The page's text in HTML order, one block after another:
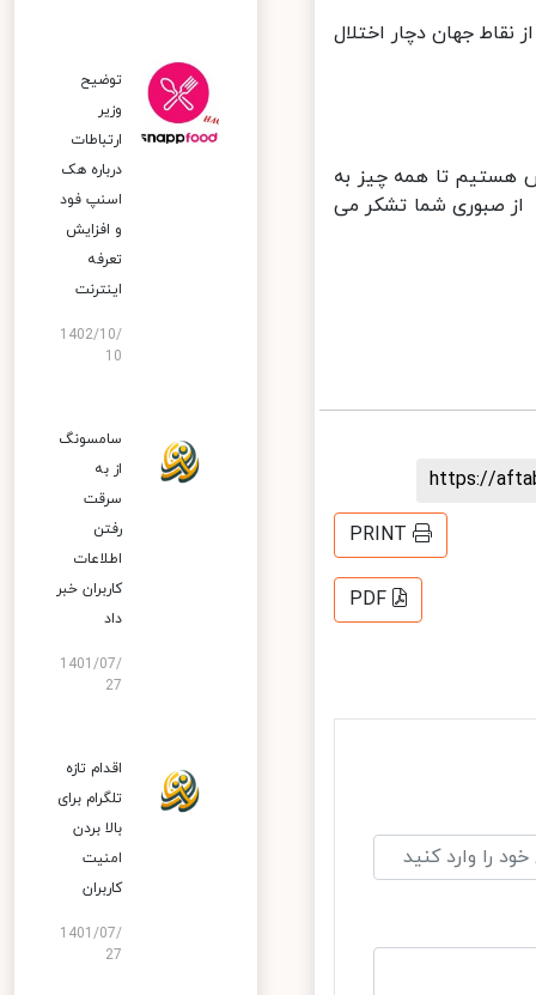
جهان دچار اختلال
هستیم تا همه چیز به
صبوری شما تشکر می
https://
PRINT
PDF
توضیح
وزیر
ارتباطات
درباره هک
اسنپ‌ فود
و افزایش
تعرفه
اینترنت
1402/10/
10
سامسونگ
از به
سرقت
رفتن
اطلاعات
کاربران خبر
داد
1401/07/
27
اقدام تازه
تلگرام برای
بالا بردن
امنیت
کاربران
1401/07/
27